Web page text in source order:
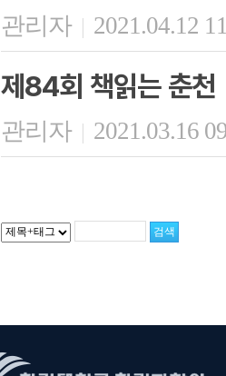
관리자 | 2021.04.12
제84회 책읽는 춘천
관리자 | 2021.03.16